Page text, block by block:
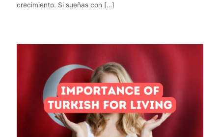
crecimiento. Si sueñas con […]